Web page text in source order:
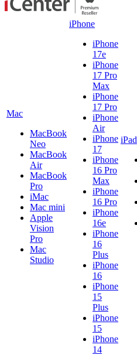
Mac
MacBook
Neo
MacBook
Air
MacBook
Pro
iMac
Mac mini
Apple
Vision
Pro
Mac
Studio
iPhone
iPhone
17e
iPhone
17 Pro
Max
iPhone
17 Pro
iPhone
Air
iPhone
17
iPhone
16 Pro
Max
iPhone
16 Pro
iPhone
16e
iPhone
16
Plus
iPhone
16
iPhone
15
Plus
iPhone
15
iPhone
14
iPad